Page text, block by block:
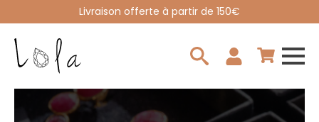
Livraison offerte à partir de 150€